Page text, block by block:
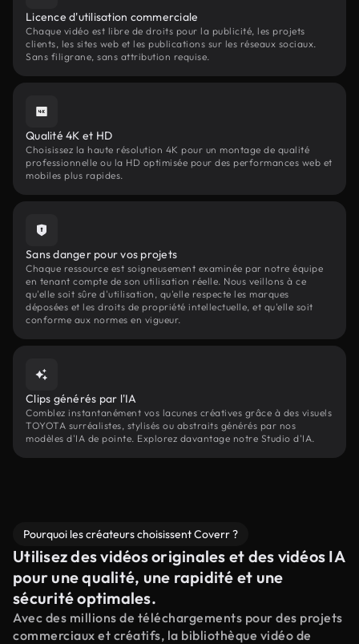
Licence d'utilisation commerciale
Chaque vidéo est libre de droits pour la publicité, les projets
clients, les sites web et les publications sur les réseaux sociaux.
Sans filigrane, sans attribution requise.
Qualité 4K et HD
Choisissez la haute résolution 4K pour un montage de qualité
professionnelle ou la HD optimisée pour des performances web et
mobiles plus rapides.
Sans danger pour vos projets
Chaque ressource est soigneusement examinée par notre équipe
en tenant compte de son utilisation réelle. Nous veillons à ce
qu'elle soit sûre d'utilisation, qu'elle respecte les marques
déposées et les droits de propriété intellectuelle, et qu'elle soit
conforme aux normes en vigueur.
Clips générés par l'IA
Comblez instantanément vos lacunes créatives grâce à des visuels
TOYOTA surréalistes, stylisés ou abstraits générés par nos
modèles d'IA de pointe. Explorez davantage notre Studio d'IA.
Pourquoi les créateurs choisissent Coverr ?
Utilisez des vidéos originales et des vidéos IA
pour une qualité, une rapidité et une
sécurité optimales.
Avec des millions de téléchargements pour des projets
commerciaux et créatifs, la bibliothèque vidéo de